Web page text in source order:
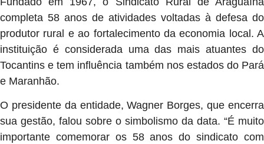
completa 58 anos de atividades voltadas à defesa do
produtor rural e ao fortalecimento da economia local. A
instituição é considerada uma das mais atuantes do
Tocantins e tem influência também nos estados do Pará
e Maranhão.
O presidente da entidade, Wagner Borges, que encerra
sua gestão, falou sobre o simbolismo da data. “É muito
importante comemorar os 58 anos do sindicato com